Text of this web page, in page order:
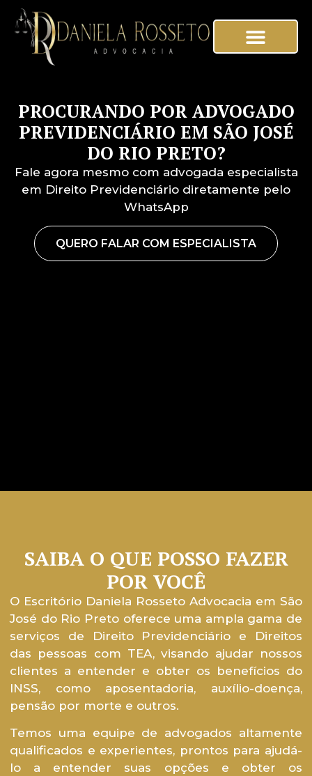
PROCURANDO POR ADVOGADO
PREVIDENCIÁRIO EM SÃO JOSÉ
DO RIO PRETO?
Fale agora mesmo com advogada especialista
em Direito Previdenciário diretamente pelo
WhatsApp
QUERO FALAR COM ESPECIALISTA
SAIBA O QUE POSSO FAZER
POR VOCÊ
O Escritório Daniela Rosseto Advocacia em São
José do Rio Preto oferece uma ampla gama de
serviços de Direito Previdenciário e Direitos
das pessoas com TEA, visando ajudar nossos
clientes a entender e obter os benefícios do
INSS, como aposentadoria, auxílio-doença,
pensão por morte e outros.
Temos uma equipe de advogados altamente
qualificados e experientes, prontos para ajudá-
lo a entender suas opções e obter os